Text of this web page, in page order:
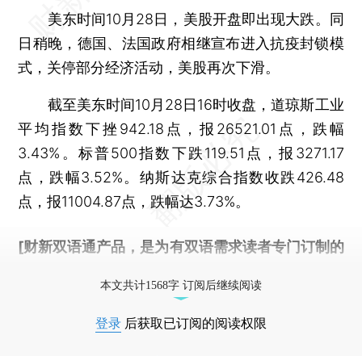
美东时间10月28日，美股开盘即出现大跌。同
日稍晚，德国、法国政府相继宣布进入抗疫封锁模
式，关停部分经济活动，美股再次下滑。
截至美东时间10月28日16时收盘，道琼斯工业
平均指数下挫942.18点，报26521.01点，跌幅
3.43%。标普500指数下跌119.51点，报3271.17
点，跌幅3.52%。纳斯达克综合指数收跌426.48
点，报11004.87点，跌幅达3.73%。
[财新双语通产品，是为有双语需求读者专门订制的
本文共计1568字 订阅后继续阅读
登录 后获取已订阅的阅读权限